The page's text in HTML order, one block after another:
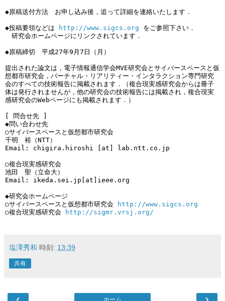
◆原稿送付方法　お申し込み後，追って詳細を連絡いたします．
◆投稿要領などは http://www.sigcs.org をご参照下さい．
研究会ホームページにリンクされています．
◆原稿締切　平成27年9月7日（月）
提出された論文は，電子情報通信学会MVE研究会とサイバースペースと仮
想都市研究会，バーチャル・リアリティー・インタラクション専門研究
会のすべての技術報告に掲載されます．（複合現実感研究会からは冊子
体は発行されませんが，他の研究会の技術報告には掲載され，複合現実
感研究会のWebページにも掲載されます．）
[ 問合せ先 ]
◆問い合わせ先
○サイバースペースと仮想都市研究会
千明　裕（NTT）
Email: chigira.hiroshi [at] lab.ntt.co.jp
○複合現実感研究会
池田　聖（立命大）
Email: ikeda.sei.jp[at]ieee.org
◆研究会ホームページ
○サイバースペースと仮想都市研究会
http://www.sigcs.org
○複合現実感研究会
http://sigmr.vrsj.org/
塩澤秀和 時刻: 13:39
共有
ホーム